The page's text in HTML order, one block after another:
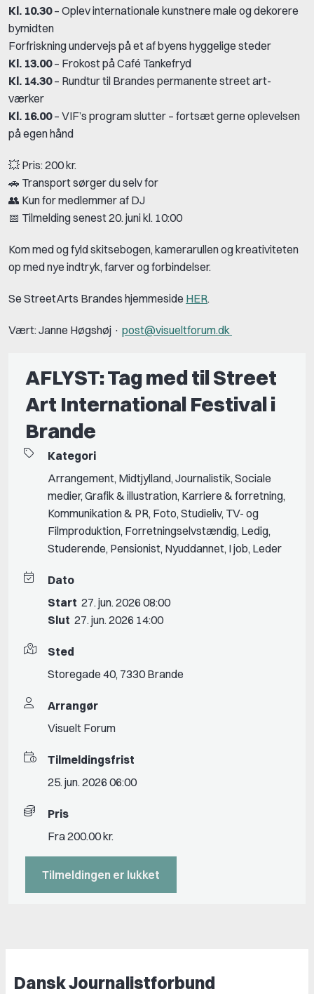
Kl. 10.30– Oplev internationale kunstnere male og dekorere
bymidten
Forfriskning undervejs på et af byens hyggelige steder
Kl. 13.00– Frokost på Café Tankefryd
Kl. 14.30– Rundtur til Brandes permanente street art-
værker
Kl. 16.00– VIF’s program slutter – fortsæt gerne oplevelsen
på egen hånd
💥 Pris: 200 kr.
🚗 Transport sørger du selv for
👥 Kun for medlemmer af DJ
📅 Tilmelding senest 20. juni kl. 10:00
Kom med og fyld skitsebogen, kamerarullen og kreativiteten
op med nye indtryk, farver og forbindelser.
Se StreetArts Brandes hjemmeside HER.
Vært: Janne Høgshøj · post@visueltforum.dk
AFLYST: Tag med til Street
Art International Festival i
Brande
Kategori
Arrangement, Midtjylland, Journalistik, Sociale
medier, Grafik & illustration, Karriere & forretning,
Kommunikation & PR, Foto, Studieliv, TV- og
Filmproduktion, Forretningselvstændig, Ledig,
Studerende, Pensionist, Nyuddannet, I job, Leder
Dato
Start 27. jun. 2026 08:00
Slut 27. jun. 2026 14:00
Sted
Storegade 40, 7330 Brande
Arrangør
Visuelt Forum
Tilmeldingsfrist
25. jun. 2026 06:00
Pris
Fra 200.00 kr.
Tilmeldingen er lukket
Dansk Journalistforbund